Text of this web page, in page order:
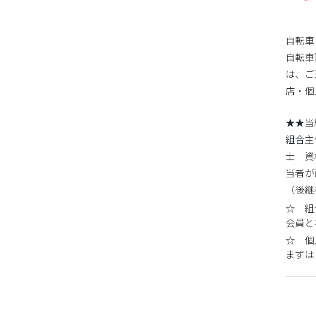
自転
自転
は、
店・個
★★当
組合
士 資
当者
（後
☆ 組
会員と
☆ 個
まず